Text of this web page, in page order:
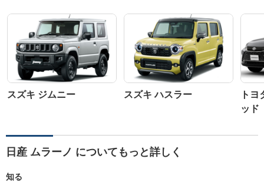
スズキ ジムニー スズキ ハスラー
ト
ッド
日産 ムラーノ についてもっと詳しく
知る